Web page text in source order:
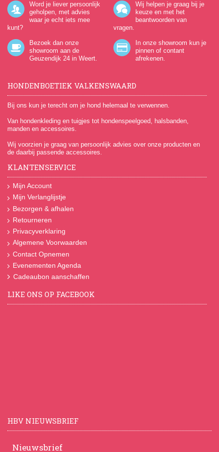
Word je liever persoonlijk
geholpen, met advies
waar je echt iets mee
kunt?
Wij helpen je graag bij je
keuze en met het
beantwoorden van
vragen.
Bezoek dan onze
showroom aan de
Geuzendijk 24 in Weert.
In onze showroom kun je
pinnen of contant
afrekenen.
HONDENBOETIEK VALKENSWAARD
Bij ons kun je terecht om je hond helemaal te verwennen.
Van hondenkleding en tuigjes tot hondenspeelgoed, halsbanden,
manden en accessoires.
Wij voorzien je graag van persoonlijk advies over onze producten en
de daarbij passende accessoires.
KLANTENSERVICE
Mijn Account
Mijn Verlanglijstje
Bezorgen & afhalen
Retourneren
Privacyverklaring
Algemene Voorwaarden
Contact Opnemen
Evenementen Agenda
Cadeaubon aanschaffen
LIKE ONS OP FACEBOOK
HBV NIEUWSBRIEF
Nieuwsbrief